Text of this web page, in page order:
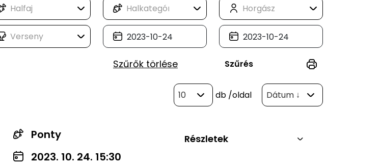
Szűrők törlése Szűrés
10 db /oldal Dátum ↓
Ponty
2023. 10. 24. 15:30
Részletek